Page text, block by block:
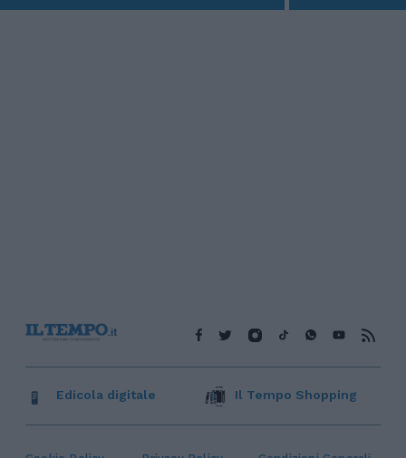
Edicola digitale Il Tempo Shopping